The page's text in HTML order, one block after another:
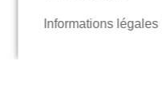
Informations légales|